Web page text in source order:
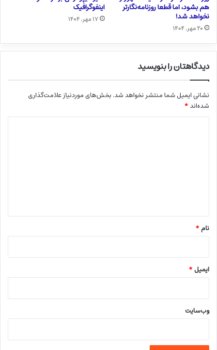
هم بشود، اما قطعا روزنامه‌نگارتر
نخواهد شد!
۲۰ مهر, ۱۴۰۴
اینفوگرافیک
۱۷ مهر, ۱۴۰۴
دیدگاهتان را بنویسید
نشانی ایمیل شما منتشر نخواهد شد. بخش‌های موردنیاز علامت‌گذاری
شده‌اند*
نام*
ایمیل*
وب‌سایت